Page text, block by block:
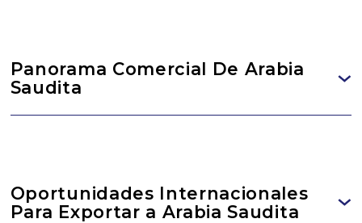
Panorama Comercial De Arabia
Saudita
Oportunidades Internacionales
Para Exportar a Arabia Saudita